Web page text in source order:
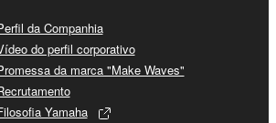
da Companhia
do perfil corporativo
da marca "Make Waves"
Yamaha